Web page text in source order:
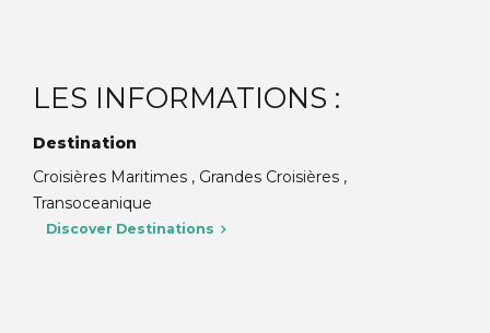
LES INFORMATIONS :
Destination
Croisières Maritimes , Grandes Croisières ,
Transoceanique
Discover Destinations